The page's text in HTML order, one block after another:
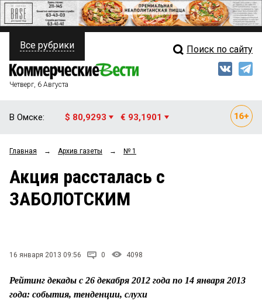
ПОЛИТИКА
ФИНАНСЫ
ОБЩЕСТВО
ЗАКОН
СТИЛЬ ЖИЗНИ
Свежий выпуск
Рейтинги
Все рубрики Поиск по сайту
Четверг, 6 Августа
В Омске: $ 80,9293 € 93,1901
Главная → Архив газеты → № 1
Акция рассталась с
ЗАБОЛОТСКИМ
16 января 2013 09:56 0 4098
Рейтинг декады с 26 декабря 2012 года по 14 января 2013
года: события, тенденции, слухи